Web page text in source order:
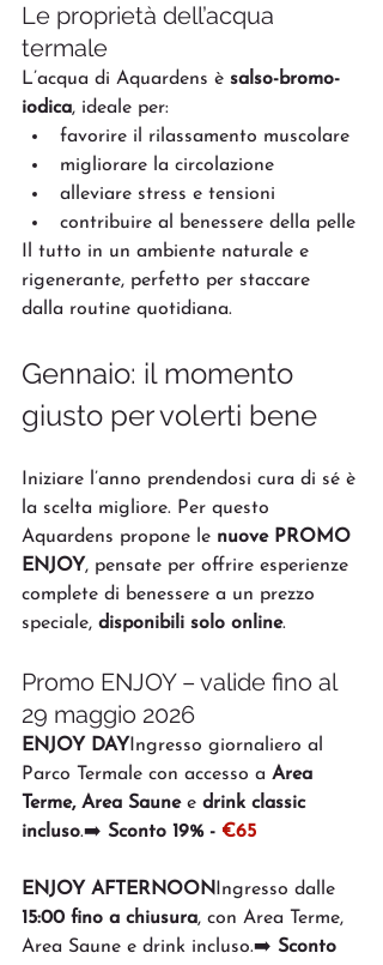
Le proprietà dell’acqua
termale
L’acqua di Aquardens è salso-bromo-
iodica, ideale per:
favorire il rilassamento muscolare
migliorare la circolazione
alleviare stress e tensioni
contribuire al benessere della pelle
Il tutto in un ambiente naturale e
rigenerante, perfetto per staccare
dalla routine quotidiana.
Gennaio: il momento
giusto per volerti bene
Iniziare l’anno prendendosi cura di sé è
la scelta migliore. Per questo
Aquardens propone le nuove PROMO
ENJOY, pensate per offrire esperienze
complete di benessere a un prezzo
speciale, disponibili solo online.
Promo ENJOY – valide fino al
29 maggio 2026
ENJOY DAYIngresso giornaliero al
Parco Termale con accesso a Area
Terme, Area Saune e drink classic
incluso.➡️ Sconto 19% - €65
ENJOY AFTERNOONIngresso dalle
15:00 fino a chiusura, con Area Terme,
Area Saune e drink incluso.➡️ Sconto